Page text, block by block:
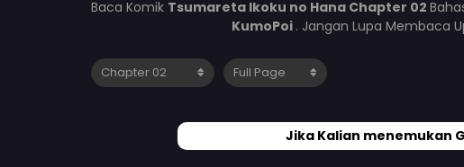
Baca Komik Tsumareta Ikoku no Hana Chapter 02
KumoPoi . Jangan Lupa Membaca
Jika Kalian menemukan